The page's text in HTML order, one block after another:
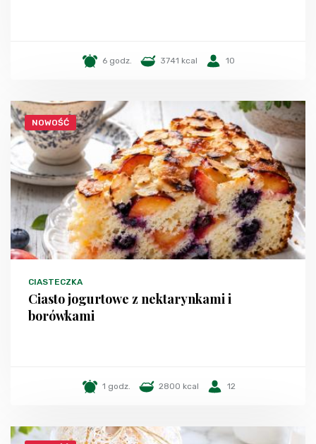
6 godz. 3741 kcal 10
NOWOŚĆ
CIASTECZKA
Ciasto jogurtowe z nektarynkami i
borówkami
1 godz. 2800 kcal 12